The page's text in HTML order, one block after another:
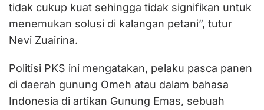
tidak cukup kuat sehingga tidak signifikan untuk
menemukan solusi di kalangan petani”, tutur
Nevi Zuairina.
Politisi PKS ini mengatakan, pelaku pasca panen
di daerah gunung Omeh atau dalam bahasa
Indonesia di artikan Gunung Emas, sebuah